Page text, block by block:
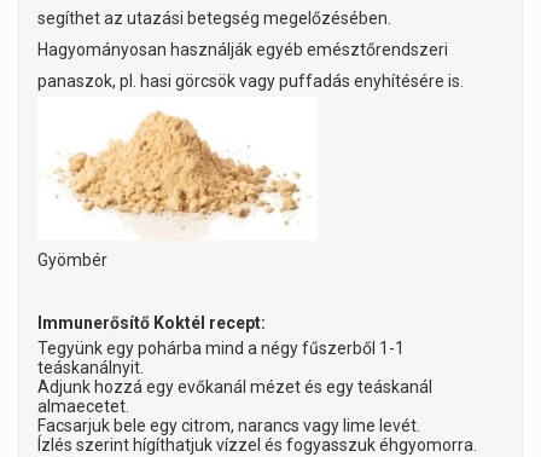
segíthet az utazási betegség megelőzésében.
Hagyományosan használják egyéb emésztőrendszeri
panaszok, pl. hasi görcsök vagy puffadás enyhítésére is.
Gyömbér
Immunerősítő Koktél recept:
Tegyünk egy pohárba mind a négy fűszerből 1-1
teáskanálnyit.
Adjunk hozzá egy evőkanál mézet és egy teáskanál
almaecetet.
Facsarjuk bele egy citrom, narancs vagy lime levét.
Ízlés szerint hígíthatjuk vízzel és fogyasszuk éhgyomorra.